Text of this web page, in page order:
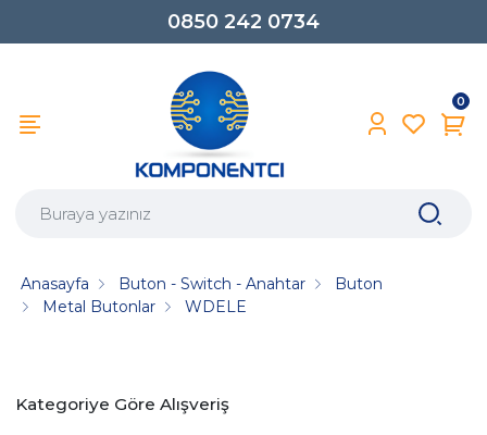
0850 242 0734
0
Anasayfa Buton - Switch - Anahtar
Buton
Metal Butonlar
WDELE
Kategoriye Göre Alışveriş